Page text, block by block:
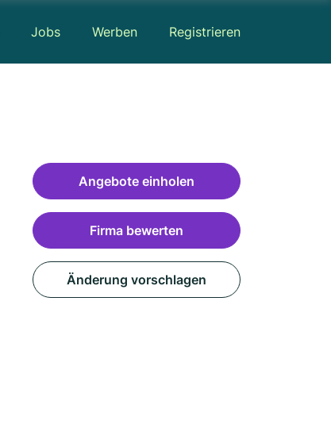
Jobs Werben Registrieren
Angebote einholen
Firma bewerten
Änderung vorschlagen